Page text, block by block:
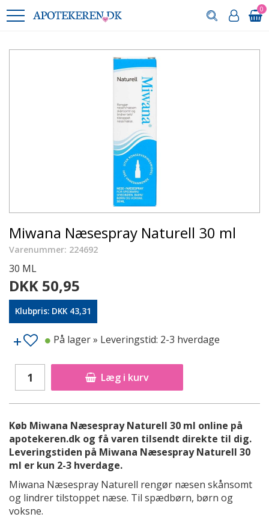
0
Miwana Næsespray Naturell 30 ml
Varenummer: 224692
30 ML
DKK 50,95
Klubpris: DKK 43,31
Læg i kurv
På lager» Leveringstid: 2-3 hverdage
Køb Miwana Næsespray Naturell 30 ml online på
apotekeren.dk og få varen tilsendt direkte til dig.
Leveringstiden på Miwana Næsespray Naturell 30
ml er kun 2-3 hverdage.
Miwana Næsespray Naturell rengør næsen skånsomt
og lindrer tilstoppet næse. Til spædbørn, børn og
voksne.